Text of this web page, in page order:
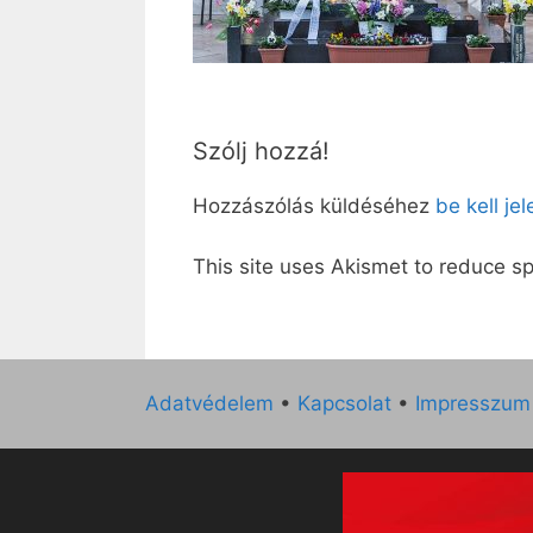
Szólj hozzá!
Hozzászólás küldéséhez be kell
This site uses Akismet to reduce
Adatvédelem • Kapcsolat • Impresszum